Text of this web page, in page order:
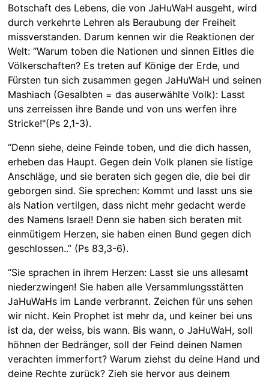
Botschaft des Lebens, die von JaHuWaH ausgeht, wird
durch verkehrte Lehren als Beraubung der Freiheit
missverstanden. Darum kennen wir die Reaktionen der
Welt: “Warum toben die Nationen und sinnen Eitles die
Völkerschaften? Es treten auf Könige der Erde, und
Fürsten tun sich zusammen gegen JaHuWaH und seinen
Mashiach (Gesalbten = das auserwählte Volk): Lasst
uns zerreissen ihre Bande und von uns werfen ihre
Stricke!"(Ps 2,1-3).
“Denn siehe, deine Feinde toben, und die dich hassen,
erheben das Haupt. Gegen dein Volk planen sie listige
Anschläge, und sie beraten sich gegen die, die bei dir
geborgen sind. Sie sprechen: Kommt und lasst uns sie
als Nation vertilgen, dass nicht mehr gedacht werde
des Namens Israel! Denn sie haben sich beraten mit
einmütigem Herzen, sie haben einen Bund gegen dich
geschlossen..” (Ps 83,3-6).
“Sie sprachen in ihrem Herzen: Lasst sie uns allesamt
niederzwingen! Sie haben alle Versammlungsstätten
JaHuWaHs im Lande verbrannt. Zeichen für uns sehen
wir nicht. Kein Prophet ist mehr da, und keiner bei uns
ist da, der weiss, bis wann. Bis wann, o JaHuWaH, soll
höhnen der Bedränger, soll der Feind deinen Namen
verachten immerfort? Warum ziehst du deine Hand und
deine Rechte zurück? Zieh sie hervor aus deinem